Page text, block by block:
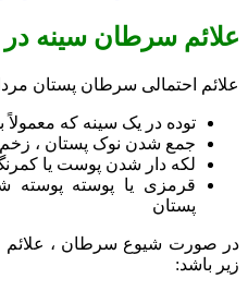
علائم سرطان سینه
علائم احتمالی سرطان پستان
توده در یک سینه که
جمع شدن نوک پستان ،
لکه دار شدن پوست یا
قرمزی یا پوسته
پستان
در صورت شیوع سرطان ،
زیر باشد: